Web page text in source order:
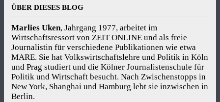
ÜBER DIESES BLOG
Marlies Uken, Jahrgang 1977, arbeitet im
Wirtschaftsressort von ZEIT ONLINE und als freie
Journalistin für verschiedene Publikationen wie etwa
MARE. Sie hat Volkswirtschaftslehre und Politik in Köln
und Prag studiert und die Kölner Journalistenschule für
Politik und Wirtschaft besucht. Nach Zwischenstopps in
New York, Shanghai und Hamburg lebt sie inzwischen in
Berlin.